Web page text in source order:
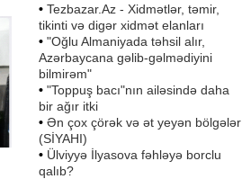
• Tezbazar.Az - Xidmətlər, təmir,
tikinti və digər xidmət elanları
• "Oğlu Almaniyada təhsil alır,
Azərbaycana gəlib-gəlmədiyini
bilmirəm"
• "Toppuş bacı"nın ailəsində daha
bir ağır itki
• Ən çox çörək və ət yeyən bölgələr
(SİYAHI)
• Ülviyyə İlyasova fəhləyə borclu
qalıb?